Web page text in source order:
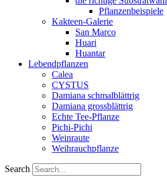
Pflanzenbeispiele
Kakteen-Galerie
San Marco
Huari
Huantar
Lebendpflanzen
Calea
CYSTUS
Damiana schmalblättrig
Damiana grossblättrig
Echte Tee-Pflanze
Pichi-Pichi
Weinraute
Weihrauchpflanze
Search